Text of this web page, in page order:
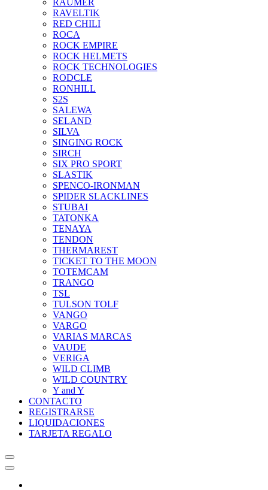
RAUMER
RAVELTIK
RED CHILI
ROCA
ROCK EMPIRE
ROCK HELMETS
ROCK TECHNOLOGIES
RODCLE
RONHILL
S2S
SALEWA
SELAND
SILVA
SINGING ROCK
SIRCH
SIX PRO SPORT
SLASTIK
SPENCO-IRONMAN
SPIDER SLACKLINES
STUBAI
TATONKA
TENAYA
TENDON
THERMAREST
TICKET TO THE MOON
TOTEMCAM
TRANGO
TSL
TULSON TOLF
VANGO
VARGO
VARIAS MARCAS
VAUDE
VERIGA
WILD CLIMB
WILD COUNTRY
Y and Y
CONTACTO
REGISTRARSE
LIQUIDACIONES
TARJETA REGALO